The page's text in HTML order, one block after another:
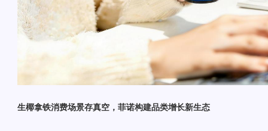
生椰拿铁消费场景存真空， 菲诺构建品类增长新生态